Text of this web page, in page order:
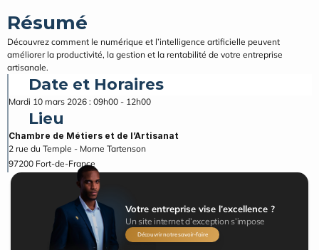
Résumé
Découvrez comment le numérique et l’intelligence artificielle peuvent
améliorer la productivité, la gestion et la rentabilité de votre entreprise
artisanale.
Date et Horaires
Mardi 10 mars 2026 : 09h00 - 12h00
Lieu
Chambre de Métiers et de l’Artisanat
2 rue du Temple - Morne Tartenson
97200 Fort-de-France
Votre entreprise vise l’excellence ?
Un site internet d’exception s’impose
Découvrir notre savoir-faire